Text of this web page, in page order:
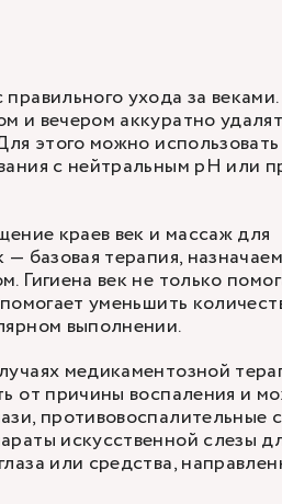
ухода за
и вечером аккуратно
этого можно использовать
с нейтральным pH или
краев век и массаж для
базовая терапия,
Гигиена век не только
уменьшить
выполнении.
медикаментозной
от причины воспаления и
противовоспалительные
искусственной слезы
или средства,